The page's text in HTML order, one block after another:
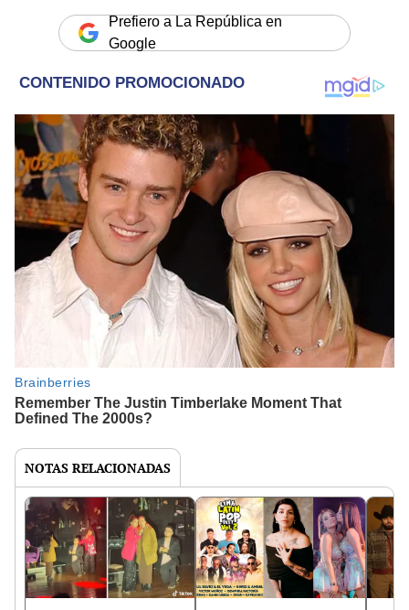
Prefiero a La República en
Google
NOTAS RELACIONADAS